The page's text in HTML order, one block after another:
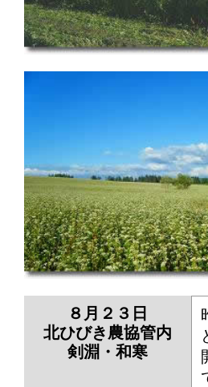
８月２３日
北ひびき農協管内
剣淵・和寒